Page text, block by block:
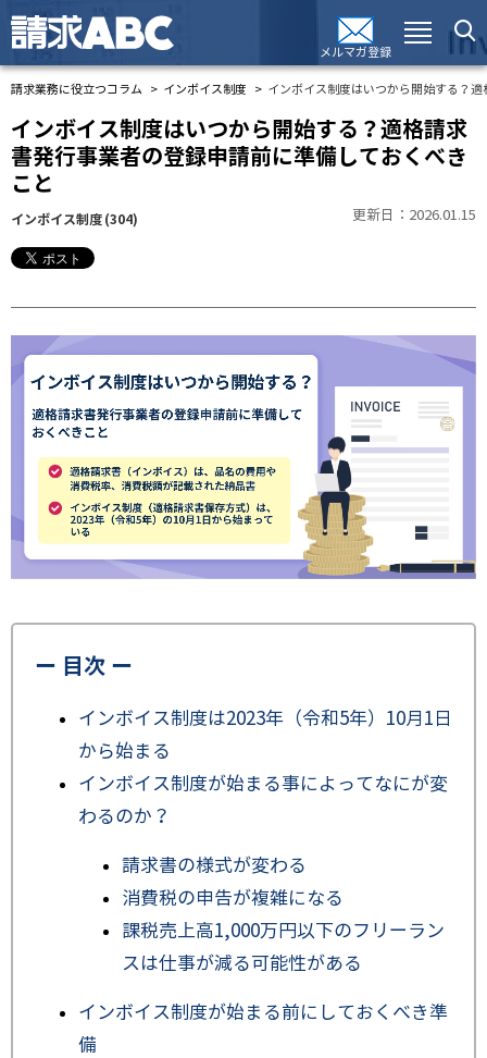
メルマガ登録
請求業務に役立つコラム インボイス制度 インボイス制度はいつから開始する？
インボイス制度はいつから開始する？適格請求
書発行事業者の登録申請前に準備しておくべき
こと
インボイス制度 (304) 更新日：2026.01.15
ー 目次 ー
インボイス制度は2023年（令和5年）10月1日
から始まる
インボイス制度が始まる事によってなにが変
わるのか？
請求書の様式が変わる
消費税の申告が複雑になる
課税売上高1,000万円以下のフリーラン
スは仕事が減る可能性がある
インボイス制度が始まる前にしておくべき準
備